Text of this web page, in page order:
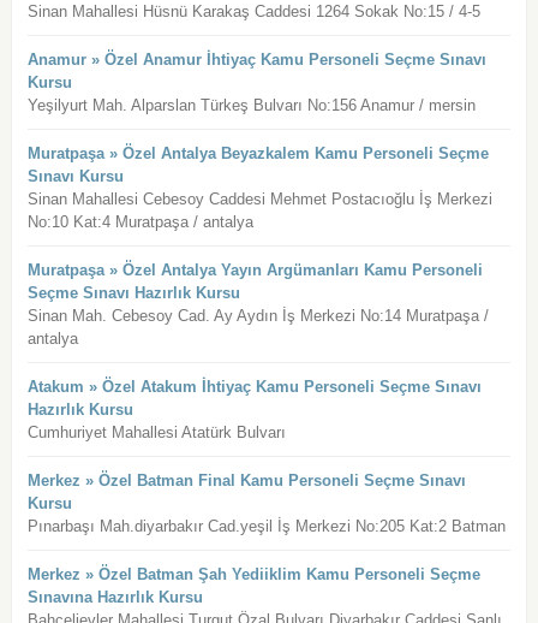
Sinan Mahallesi Hüsnü Karakaş Caddesi 1264 Sokak No:15 / 4-5
Anamur » Özel Anamur İhtiyaç Kamu Personeli Seçme Sınavı
Kursu
Yeşilyurt Mah. Alparslan Türkeş Bulvarı No:156 Anamur / mersin
Muratpaşa » Özel Antalya Beyazkalem Kamu Personeli Seçme
Sınavı Kursu
Sinan Mahallesi Cebesoy Caddesi Mehmet Postacıoğlu İş Merkezi
No:10 Kat:4 Muratpaşa / antalya
Muratpaşa » Özel Antalya Yayın Argümanları Kamu Personeli
Seçme Sınavı Hazırlık Kursu
Sinan Mah. Cebesoy Cad. Ay Aydın İş Merkezi No:14 Muratpaşa /
antalya
Atakum » Özel Atakum İhtiyaç Kamu Personeli Seçme Sınavı
Hazırlık Kursu
Cumhuriyet Mahallesi Atatürk Bulvarı
Merkez » Özel Batman Final Kamu Personeli Seçme Sınavı
Kursu
Pınarbaşı Mah.diyarbakır Cad.yeşil İş Merkezi No:205 Kat:2 Batman
Merkez » Özel Batman Şah Yediiklim Kamu Personeli Seçme
Sınavına Hazırlık Kursu